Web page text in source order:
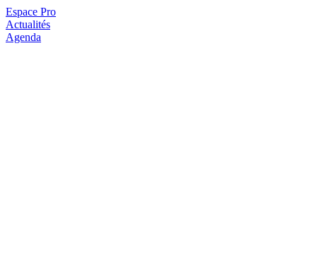
Espace Pro
Actualités
Agenda